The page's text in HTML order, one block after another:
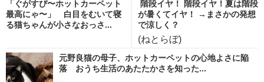
「ぐがすぴ〜ホットカーペット
最高にゃ〜」 白目をむいて寝
る猫ちゃんが小さなおっさ...
階段イヤ！ 階段イヤ！夏は階段
が暑くてイヤ！ →まさかの発想
で涼しく？
(ねとらぼ)
元野良猫の母子、ホットカーペットの心地よさに陥
落 おうち生活のあたたかさを知った...